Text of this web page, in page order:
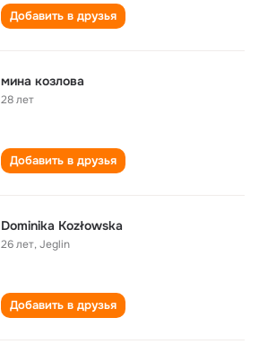
Добавить в друзья
мина козлова
28 лет
Добавить в друзья
Dominika Kozłowska
26 лет,Jeglin
Добавить в друзья